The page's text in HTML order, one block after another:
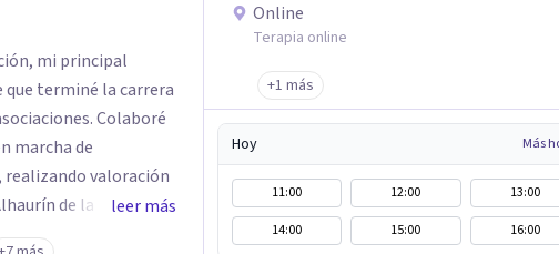
mi principal
que terminé la carrera
Colaboré
marcha de
realizando valoración
de la Torre,
entre los hombres
leer más
Online
Terapia online
+1 más
Hoy Más
11:00 12:00
13:00
14:00
15:00 16:00